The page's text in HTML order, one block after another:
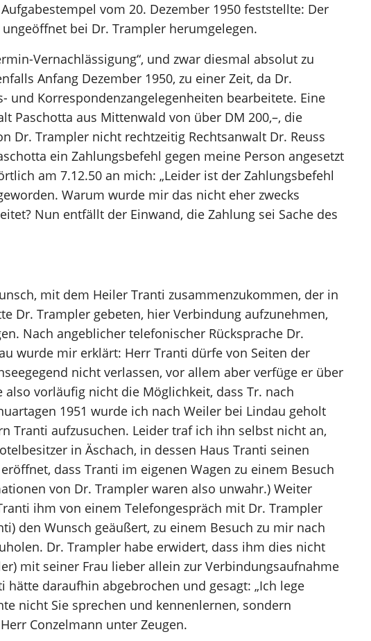
vom 20. Dezember 1950 feststellte: Der
bei Dr. Trampler herumgelegen.
Vernachlässigung“, und zwar diesmal absolut zu
Anfang Dezember 1950, zu einer Zeit, da Dr.
und Korrespondenzangelegenheiten bearbeitete. Eine
Paschotta aus Mittenwald von über DM 200,–, die
Dr. Trampler nicht rechtzeitig Rechtsanwalt Dr. Reuss
ein Zahlungsbefehl gegen meine Person angesetzt
am 7.12.50 an mich: „Leider ist der Zahlungsbefehl
Warum wurde mir das nicht eher zwecks
Nun entfällt der Einwand, die Zahlung sei Sache des
mit dem Heiler Tranti zusammenzukommen, der in
Dr. Trampler gebeten, hier Verbindung aufzunehmen,
Nach angeblicher telefonischer Rücksprache Dr.
wurde mir erklärt: Herr Tranti dürfe von Seiten der
nicht verlassen, vor allem aber verfüge er über
also vorläufig nicht die Möglichkeit, dass Tr. nach
1951 wurde ich nach Weiler bei Lindau geholt
Tranti aufzusuchen. Leider traf ich ihn selbst nicht an,
in Äschach, in dessen Haus Tranti seinen
dass Tranti im eigenen Wagen zu einem Besuch
von Dr. Trampler waren also unwahr.) Weiter
ihm von einem Telefongespräch mit Dr. Trampler
den Wunsch geäußert, zu einem Besuch zu mir nach
Dr. Trampler habe erwidert, dass ihm dies nicht
mit seiner Frau lieber allein zur Verbindungsaufnahme
daraufhin abgebrochen und gesagt: „Ich lege
nicht Sie sprechen und kennenlernen, sondern
Conzelmann unter Zeugen.